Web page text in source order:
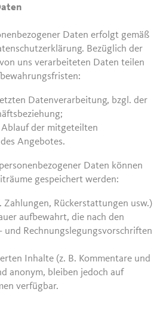
Daten erfolgt gemäß
Bezüglich der
uns verarbeiteten Daten teilen
Datenverarbeitung, bzgl. der
Ablauf der mitgeteilten
Angebotes.
Daten können
gespeichert werden:
Zahlungen, Rückerstattungen usw.)
aufbewahrt, die nach den
und Rechnungslegungsvorschriften
Inhalte (z. B. Kommentare und
anonym, bleiben jedoch auf
verfügbar.